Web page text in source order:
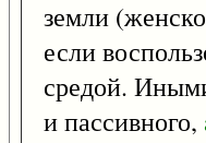
земли
если
средой.
и пассивного,